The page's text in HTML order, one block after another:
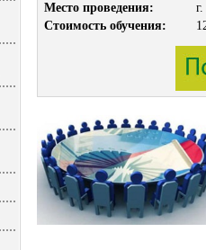
Место проведения:
Стоимость обучения: